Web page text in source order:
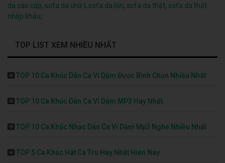
da cao cấp, sofa da chữ l , sofa da lộn, sofa da thật, sofa da thật
nhập khẩu,
TOP LIST XEM NHIỀU NHẤT
TOP 10 Ca Khúc Dân Ca Ví Dặm Được Bình Chọn Nhiều Nhất
TOP 10 Ca Khúc Dân Ca Ví Dặm MP3 Hay Nhất
TOP 10 Ca Khúc Nhạc Dân Ca Ví Dặm Mp3 Nghe Nhiều Nhất
TOP 5 Ca Khúc Hát Ca Trù Hay Nhất Hiện Nay